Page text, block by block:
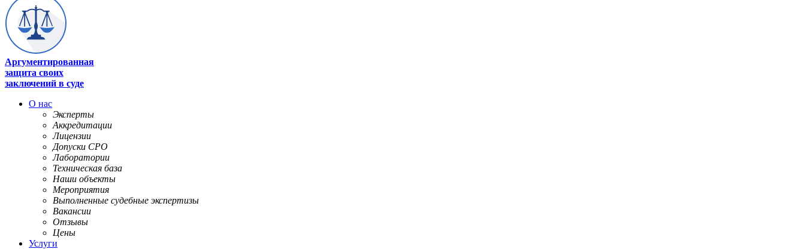
Аргументированная
защита своих
заключений в суде
О нас
Эксперты
Аккредитации
Лицензии
Допуски СРО
Лаборатории
Техническая база
Наши объекты
Мероприятия
Выполненные судебные экспертизы
Вакансии
Отзывы
Цены
Услуги